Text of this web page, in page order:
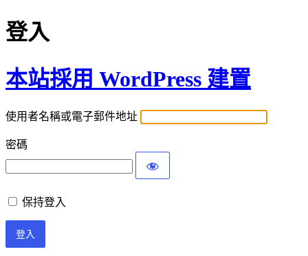
登入
本站採用 WordPress 建置
使用者名稱或電子郵件地址
密碼
保持登入